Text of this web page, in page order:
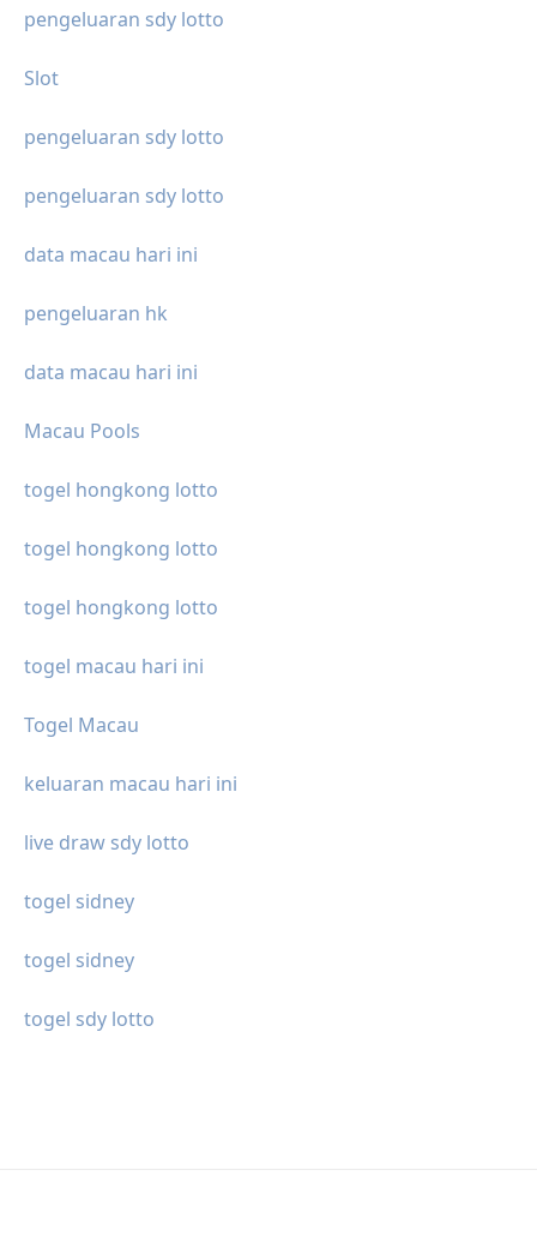
pengeluaran sdy lotto
Slot
pengeluaran sdy lotto
pengeluaran sdy lotto
data macau hari ini
pengeluaran hk
data macau hari ini
Macau Pools
togel hongkong lotto
togel hongkong lotto
togel hongkong lotto
togel macau hari ini
Togel Macau
keluaran macau hari ini
live draw sdy lotto
togel sidney
togel sidney
togel sdy lotto